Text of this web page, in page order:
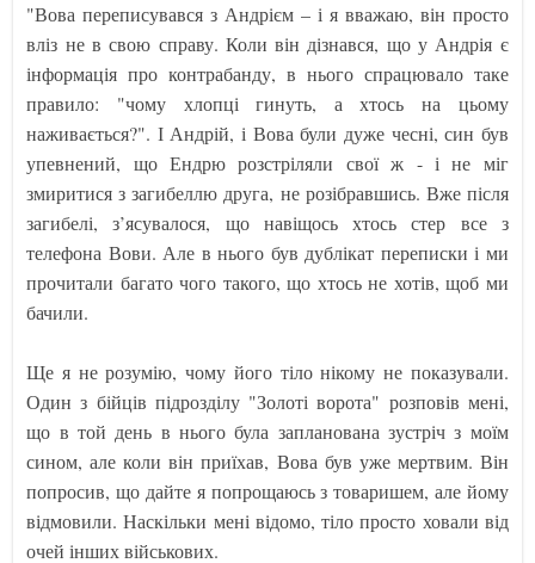
"Вова переписувався з Андрієм – і я вважаю, він просто
вліз не в свою справу. Коли він дізнався, що у Андрія є
інформація про контрабанду, в нього спрацювало таке
правило: "чому хлопці гинуть, а хтось на цьому
наживається?". І Андрій, і Вова були дуже чесні, син був
упевнений, що Ендрю розстріляли свої ж - і не міг
змиритися з загибеллю друга, не розібравшись. Вже після
загибелі, з’ясувалося, що навіщось хтось стер все з
телефона Вови. Але в нього був дублікат переписки і ми
прочитали багато чого такого, що хтось не хотів, щоб ми
бачили.
Ще я не розумію, чому його тіло нікому не показували.
Один з бійців підрозділу "Золоті ворота" розповів мені,
що в той день в нього була запланована зустріч з моїм
сином, але коли він приїхав, Вова був уже мертвим. Він
попросив, що дайте я попрощаюсь з товаришем, але йому
відмовили. Наскільки мені відомо, тіло просто ховали від
очей інших військових.